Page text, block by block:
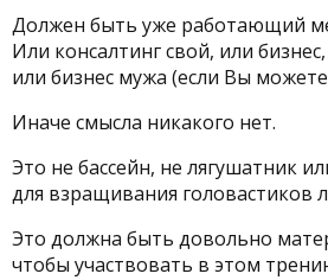
Должен быть уже работающий
Или консалтинг свой, или бизнес,
или бизнес мужа (если Вы
Иначе смысла никакого нет.
Это не бассейн, не лягушатник
для взращивания головастиков
Это должна быть довольно
чтобы участвовать в этом